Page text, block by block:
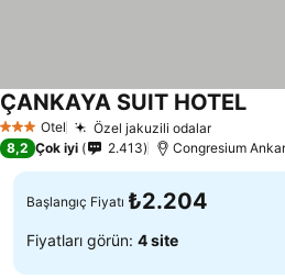
3 YıldızOtel Özel jakuzili odalar
ÇANKAYA SUIT HOTEL
8,2 Çok iyi 2.413 Congresium
Başlangıç Fiyatı ₺2.204
Fiyatları görün: 4 site